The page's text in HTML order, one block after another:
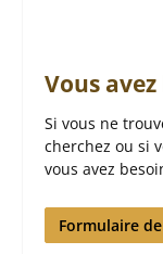
Vous
Si vous ne
cherchez ou si
vous avez
Formulaire